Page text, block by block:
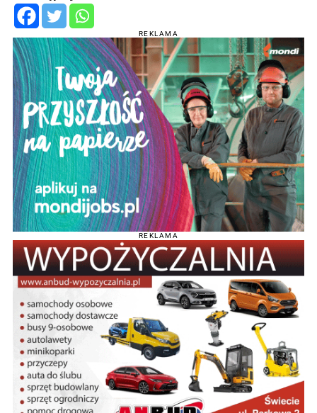
REKLAMA
REKLAMA